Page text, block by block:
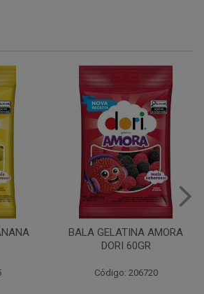
BALA GELATINA AMORA
DORI 60GR
Código: 206720